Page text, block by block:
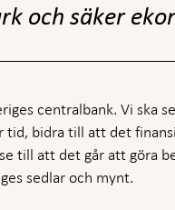
och säker
centralbank. Vi ska
tid, bidra till att det
till att det går att göra
sedlar och mynt.